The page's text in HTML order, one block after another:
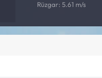
Rüzgar: 5.61 m/s